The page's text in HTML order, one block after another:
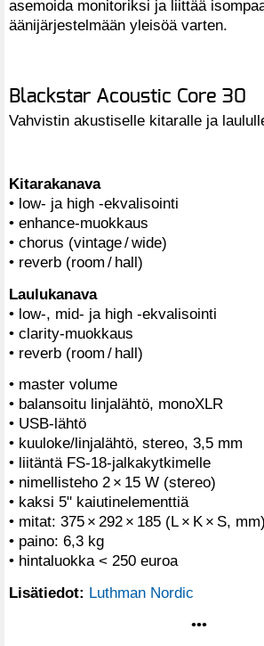
asemoida monitoriksi ja liittää
äänijärjestelmään yleisöä varten.
Blackstar Acoustic Core 30
Vahvistin akustiselle kitaralle ja
Kitarakanava
• low- ja high -ekvalisointi
• enhance-muokkaus
• chorus (vintage / wide)
• reverb (room / hall)
Laulukanava
• low-, mid- ja high -ekvalisointi
• clarity-muokkaus
• reverb (room / hall)
• master volume
• balansoitu linjalähtö, monoXLR
• USB-lähtö
• kuuloke/linjalähtö, stereo, 3,5 mm
• liitäntä FS-18-jalkakytkimelle
• nimellisteho 2 × 15 W (stereo)
• kaksi 5" kaiutinelementtiä
• mitat: 375 × 292 × 185 (L × K × S, mm)
• paino: 6,3 kg
• hintaluokka < 250 euroa
Lisätiedot: Luthman Nordic
•••